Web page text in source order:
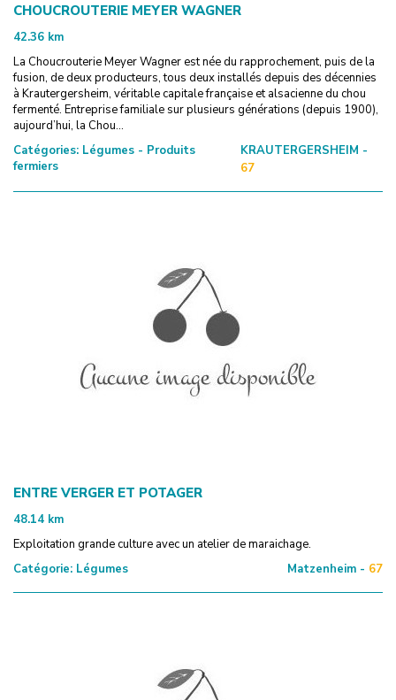
CHOUCROUTERIE MEYER WAGNER
42.36 km
La Choucrouterie Meyer Wagner est née du rapprochement, puis de la
fusion, de deux producteurs, tous deux installés depuis des décennies
à Krautergersheim, véritable capitale française et alsacienne du chou
fermenté. Entreprise familiale sur plusieurs générations (depuis 1900),
aujourd’hui, la Chou...
Catégories: Légumes - Produits
fermiers
KRAUTERGERSHEIM -
67
ENTRE VERGER ET POTAGER
48.14 km
Exploitation grande culture avec un atelier de maraichage.
Catégorie: Légumes Matzenheim - 67